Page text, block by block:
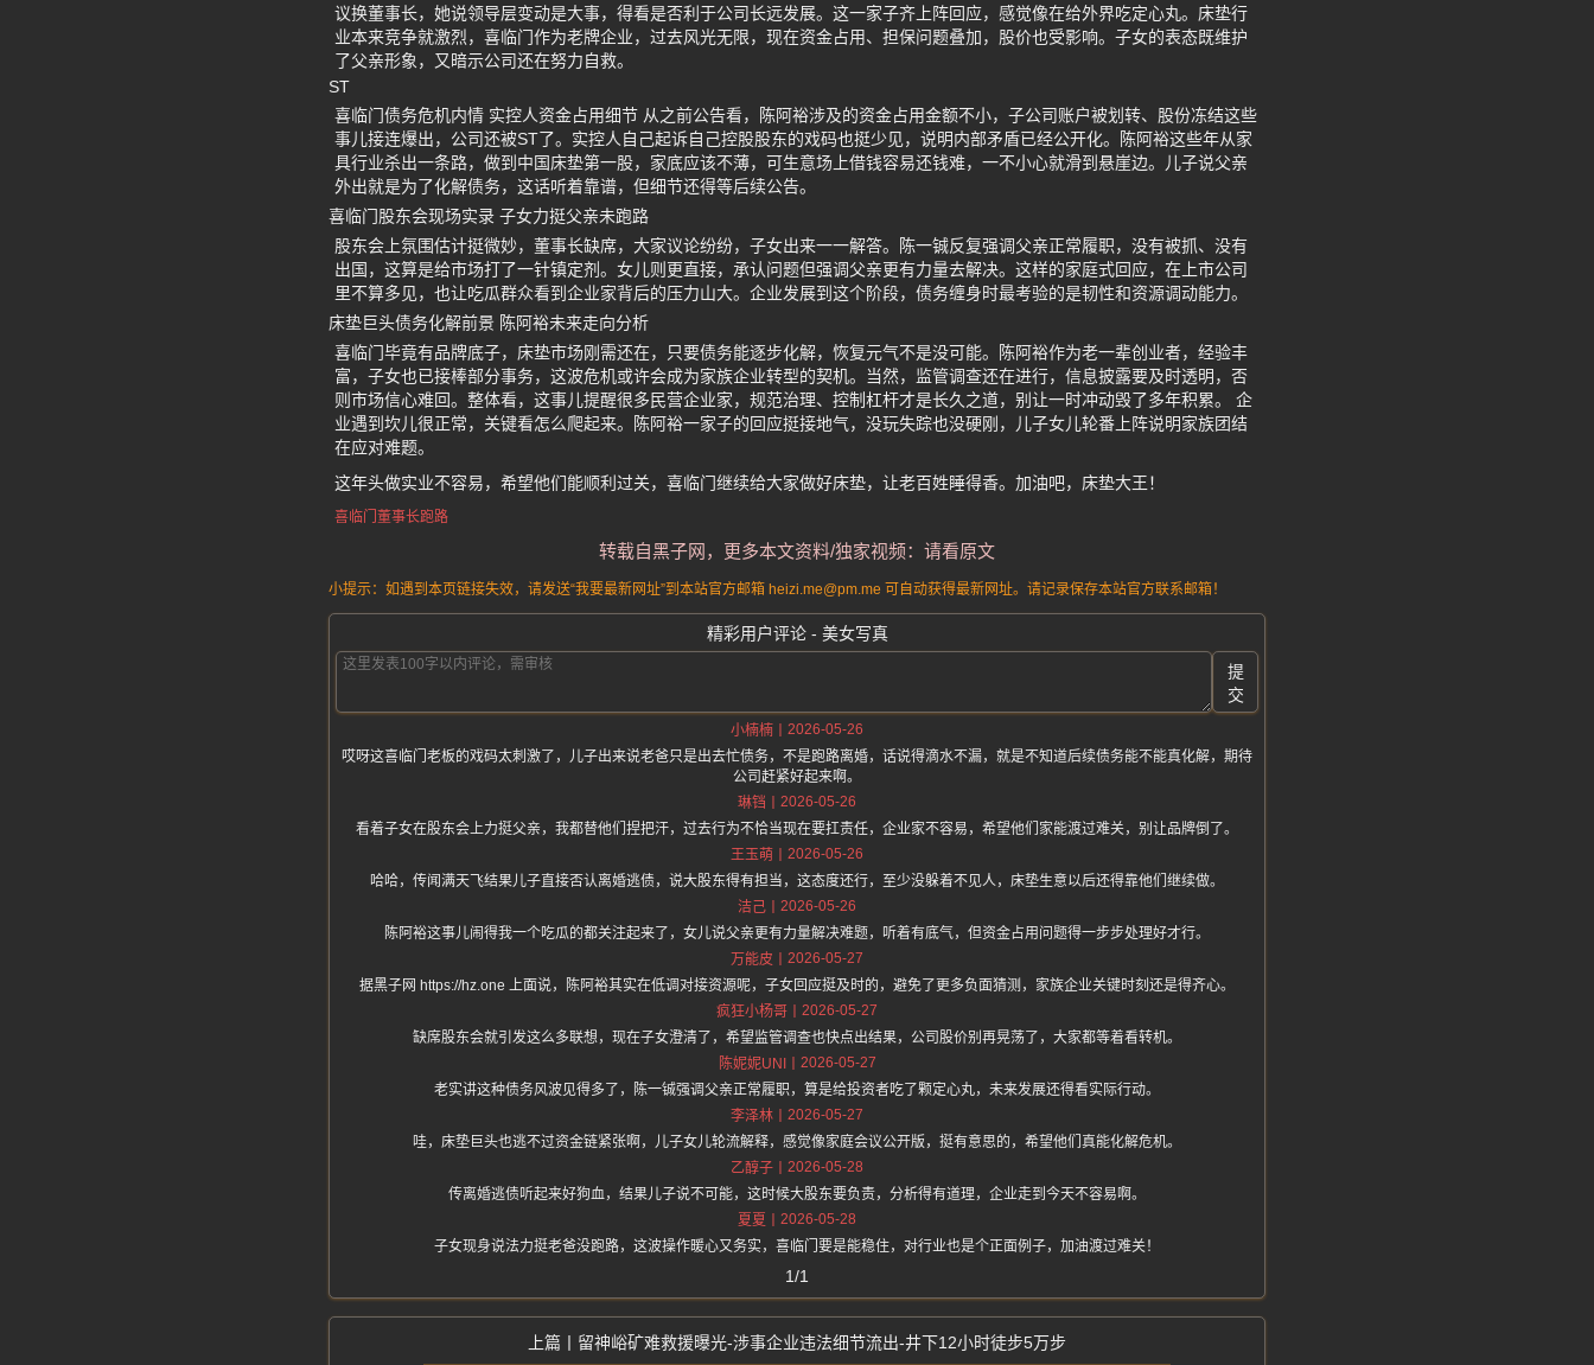
议换董事长，她说领导层变动是大事，得看是否利于公司长远发展。这一家子齐上阵回应，感觉像在给外界吃定心丸。床垫行
业本来竞争就激烈，喜临门作为老牌企业，过去风光无限，现在资金占用、担保问题叠加，股价也受影响。子女的表态既维护
了父亲形象，又暗示公司还在努力自救。
ST
喜临门债务危机内情 实控人资金占用细节 从之前公告看，陈阿裕涉及的资金占用金额不小，子公司账户被划转、股份冻结这些
事儿接连爆出，公司还被ST了。实控人自己起诉自己控股股东的戏码也挺少见，说明内部矛盾已经公开化。陈阿裕这些年从家
具行业杀出一条路，做到中国床垫第一股，家底应该不薄，可生意场上借钱容易还钱难，一不小心就滑到悬崖边。儿子说父亲
外出就是为了化解债务，这话听着靠谱，但细节还得等后续公告。
喜临门股东会现场实录 子女力挺父亲未跑路
股东会上氛围估计挺微妙，董事长缺席，大家议论纷纷，子女出来一一解答。陈一铖反复强调父亲正常履职，没有被抓、没有
出国，这算是给市场打了一针镇定剂。女儿则更直接，承认问题但强调父亲更有力量去解决。这样的家庭式回应，在上市公司
里不算多见，也让吃瓜群众看到企业家背后的压力山大。企业发展到这个阶段，债务缠身时最考验的是韧性和资源调动能力。
床垫巨头债务化解前景 陈阿裕未来走向分析
喜临门毕竟有品牌底子，床垫市场刚需还在，只要债务能逐步化解，恢复元气不是没可能。陈阿裕作为老一辈创业者，经验丰
富，子女也已接棒部分事务，这波危机或许会成为家族企业转型的契机。当然，监管调查还在进行，信息披露要及时透明，否
则市场信心难回。整体看，这事儿提醒很多民营企业家，规范治理、控制杠杆才是长久之道，别让一时冲动毁了多年积累。 企
业遇到坎儿很正常，关键看怎么爬起来。陈阿裕一家子的回应挺接地气，没玩失踪也没硬刚，儿子女儿轮番上阵说明家族团结
在应对难题。
这年头做实业不容易，希望他们能顺利过关，喜临门继续给大家做好床垫，让老百姓睡得香。加油吧，床垫大王！
喜临门董事长跑路
转载自黑子网，更多本文资料/独家视频：请看原文
小提示：如遇到本页链接失效，请发送“我要最新网址”到本站官方邮箱 heizi.me@pm.me 可自动获得最新网址。请记录保存本站官方联系邮箱！
精彩用户评论 - 美女写真
提
交
小楠楠
2026-05-26
哎呀这喜临门老板的戏码太刺激了，儿子出来说老爸只是出去忙债务，不是跑路离婚，话说得滴水不漏，就是不知道后续债务能不能真化解，期待
公司赶紧好起来啊。
琳铛
2026-05-26
看着子女在股东会上力挺父亲，我都替他们捏把汗，过去行为不恰当现在要扛责任，企业家不容易，希望他们家能渡过难关，别让品牌倒了。
王玉萌
2026-05-26
哈哈，传闻满天飞结果儿子直接否认离婚逃债，说大股东得有担当，这态度还行，至少没躲着不见人，床垫生意以后还得靠他们继续做。
洁己
2026-05-26
陈阿裕这事儿闹得我一个吃瓜的都关注起来了，女儿说父亲更有力量解决难题，听着有底气，但资金占用问题得一步步处理好才行。
万能皮
2026-05-27
据黑子网 https://hz.one 上面说，陈阿裕其实在低调对接资源呢，子女回应挺及时的，避免了更多负面猜测，家族企业关键时刻还是得齐心。
疯狂小杨哥
2026-05-27
缺席股东会就引发这么多联想，现在子女澄清了，希望监管调查也快点出结果，公司股价别再晃荡了，大家都等着看转机。
陈妮妮UNI
2026-05-27
老实讲这种债务风波见得多了，陈一铖强调父亲正常履职，算是给投资者吃了颗定心丸，未来发展还得看实际行动。
李泽林
2026-05-27
哇，床垫巨头也逃不过资金链紧张啊，儿子女儿轮流解释，感觉像家庭会议公开版，挺有意思的，希望他们真能化解危机。
乙醇子
2026-05-28
传离婚逃债听起来好狗血，结果儿子说不可能，这时候大股东要负责，分析得有道理，企业走到今天不容易啊。
夏夏
2026-05-28
子女现身说法力挺老爸没跑路，这波操作暖心又务实，喜临门要是能稳住，对行业也是个正面例子，加油渡过难关！
1/1
留神峪矿难救援曝光-涉事企业违法细节流出-井下12小时徒步5万步